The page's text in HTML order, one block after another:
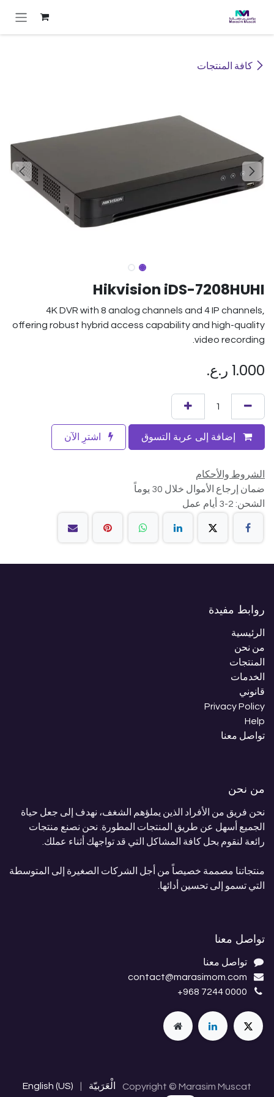
تخطي للذهاب إلى المحتوى
كافة المنتجات
Hikvision iDS-7208HUHI
4K DVR with 8 analog channels and 4 IP channels,
offering robust hybrid access capability and high-quality
video recording.
1.000 ر.ع.
إضافة إلى عربة التسوق اشترِ الآن
الشروط والأحكام
ضمان إرجاع الأموال خلال 30 يوماً
الشحن: 2-3 أيام عمل
روابط مفيدة
الرئيسية
من نحن
المنتجات
الخدمات
قانوني
Privacy Policy
Help
تواصل معنا
من نحن
نحن فريق من الأفراد الذين يملؤهم الشغف، نهدف إلى جعل حياة
الجميع أسهل عن طريق المنتجات المطورة. نحن نصنع منتجات
رائعة لنقوم بحل كافة المشاكل التي قد تواجهك أثناء عملك.
منتجاتنا مصممة خصيصاً من أجل الشركات الصغيرة إلى المتوسطة
التي تسمو إلى تحسين أدائها.
تواصل معنا
تواصل معنا
contact@marasimom.com
+968 7244 0000
Copyright © Marasim Muscat الْعَرَبيّة English (US)